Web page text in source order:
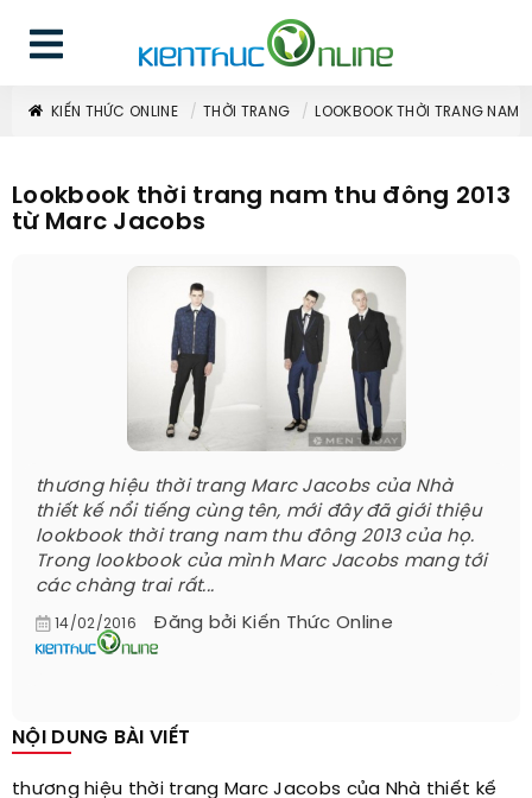
KIẾN THỨC ONLINE THỜI TRANG LOOKBOOK THỜI TRANG
Lookbook thời trang nam thu đông 2013
từ Marc Jacobs
thương hiệu thời trang Marc Jacobs của Nhà
thiết kế nổi tiếng cùng tên, mới đây đã giới thiệu
lookbook thời trang nam thu đông 2013 của họ.
Trong lookbook của mình Marc Jacobs mang tới
các chàng trai rất...
14/02/2016 Đăng bởi Kiến Thức Online
NỘI DUNG BÀI VIẾT
thương hiệu thời trang Marc Jacobs của Nhà thiết kế